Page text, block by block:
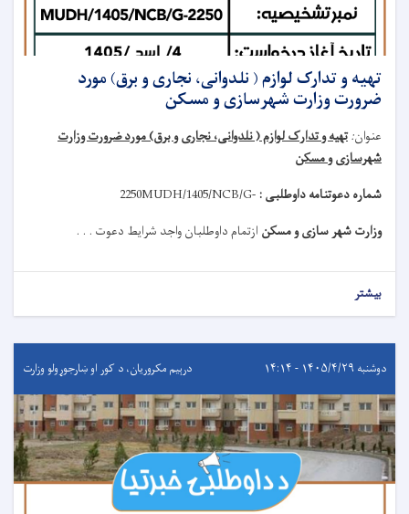
تهیه و تدارک لوازم ( نلدوانی، نجاری و برق) مورد
ضرورت وزارت شهرسازی و مسکن
عنوان:تهیه و تدارک لوازم ( نلدوانی، نجاری و برق) مورد ضرورت وزارت
شهرسازی و مسکن
شماره دعوتنامه داوطلبی : MUDH/1405/NCB/G-
2250
وزارت شهر سازی و مسکن ازتمام داوطلبان واجد شرایط دعوت . . .
بیشتر
دوشنبه ۱۴۰۵/۴/۲۹ - ۱۴:۱۴ درېيم مکروریان، د کور او ښارجوړولو وزارت